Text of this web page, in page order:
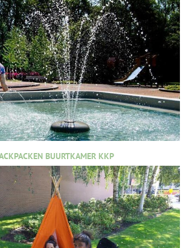
BUURTKAMER KKP